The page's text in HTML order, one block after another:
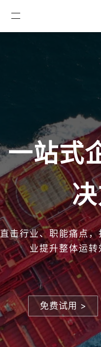
一站式
直击行业、职能痛点
业提升整体运
免费试用 >